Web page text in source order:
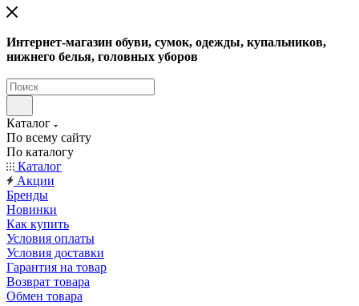
Интернет-магазин обуви, сумок, одежды, купальников,
нижнего белья, головных уборов
Каталог
По всему сайту
По каталогу
Каталог
Акции
Бренды
Новинки
Как купить
Условия оплаты
Условия доставки
Гарантия на товар
Возврат товара
Обмен товара